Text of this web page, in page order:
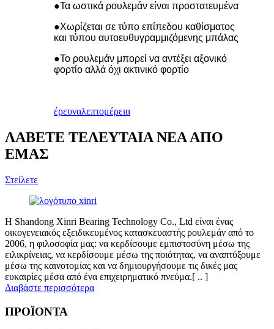
●Τα ωστικά ρουλεμάν είναι προστατευμένα
●Χωρίζεται σε τύπο επίπεδου καθίσματος
και τύπου αυτοευθυγραμμιζόμενης μπάλας
●Το ρουλεμάν μπορεί να αντέξει αξονικό
φορτίο αλλά όχι ακτινικό φορτίο
έρευναλεπτομέρεια
ΛΑΒΕΤΕ ΤΕΛΕΥΤΑΙΑ ΝΕΑ ΑΠΟ
ΕΜΑΣ
Στείλετε
Η Shandong Xinri Bearing Technology Co., Ltd είναι ένας
οικογενειακός εξειδικευμένος κατασκευαστής ρουλεμάν από το
2006, η φιλοσοφία μας: να κερδίσουμε εμπιστοσύνη μέσω της
ειλικρίνειας, να κερδίσουμε μέσω της ποιότητας, να αναπτύξουμε
μέσω της καινοτομίας και να δημιουργήσουμε τις δικές μας
ευκαιρίες μέσα από ένα επιχειρηματικό πνεύμα.[ .. ]
Διαβάστε περισσότερα
ΠΡΟΪΟΝΤΑ